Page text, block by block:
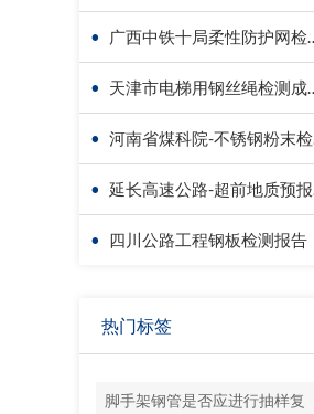
• 广西中铁十局柔性防护网检测成功案例
• 天津市电梯用钢丝绳检测成功案例
• 河南省煤科院-不锈钢粉末检测报告
• 延长高速公路-超前地质预报检测报告
• 四川公路工程钢板检测报告
热门标签
脚手架钢管是否应进行抽样复